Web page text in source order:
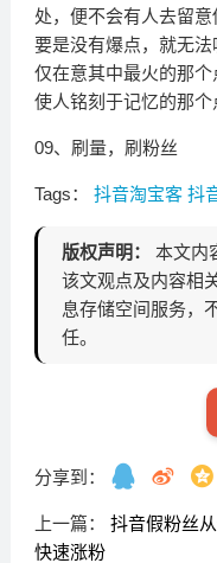
处，便不会有人去留意
要是没有爆点，就无
仅在意其中最火的那
使人铭刻于记忆的那个
09、刷量，刷粉丝
Tags： 抖音淘宝客 抖
版权声明：
本文内
该文观点及内容相
息存储空间服务，
任。
分享到：
上一篇： 抖音假粉丝
快速涨粉